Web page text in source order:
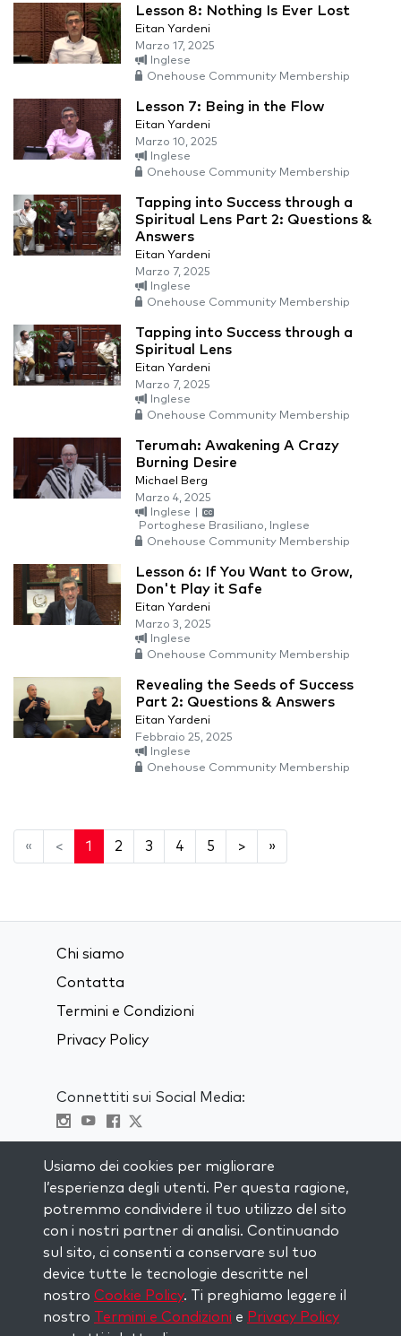
Lesson 8: Nothing Is Ever Lost
Eitan Yardeni
Marzo 17, 2025
Inglese
Onehouse Community Membership
Lesson 7: Being in the Flow
Eitan Yardeni
Marzo 10, 2025
Inglese
Onehouse Community Membership
Tapping into Success through a
Spiritual Lens Part 2: Questions &
Answers
Eitan Yardeni
Marzo 7, 2025
Inglese
Onehouse Community Membership
Tapping into Success through a
Spiritual Lens
Eitan Yardeni
Marzo 7, 2025
Inglese
Onehouse Community Membership
Terumah: Awakening A Crazy
Burning Desire
Michael Berg
Marzo 4, 2025
Inglese
Portoghese Brasiliano, Inglese
Onehouse Community Membership
Lesson 6: If You Want to Grow,
Don't Play it Safe
Eitan Yardeni
Marzo 3, 2025
Inglese
Onehouse Community Membership
Revealing the Seeds of Success
Part 2: Questions & Answers
Eitan Yardeni
Febbraio 25, 2025
Inglese
Onehouse Community Membership
« < 1 2 3 4 5 > »
Chi siamo
Contatta
Termini e Condizioni
Privacy Policy
Connettiti sui Social Media:
RIMANI AGGIORNATO
Iscriviti alla nostra mailing list e ricevi
ispirazione ogni settimana nella tua
casella di posta.
Iscriviti
Usiamo dei cookies per migliorare
l’esperienza degli utenti. Per questa ragione,
potremmo condividere il tuo utilizzo del sito
con i nostri partner di analisi. Continuando
sul sito, ci consenti a conservare sul tuo
device tutte le tecnologie descritte nel
nostro Cookie Policy. Ti preghiamo leggere il
nostro Termini e Condizioni e Privacy Policy